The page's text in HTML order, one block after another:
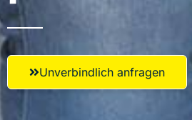
Unverbindlich anfragen